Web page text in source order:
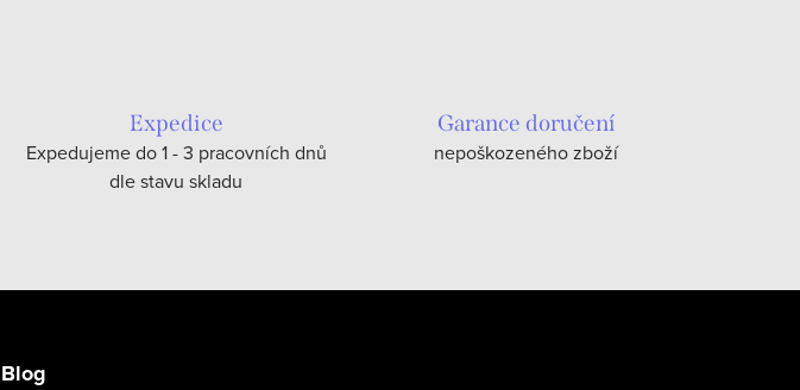
Expedice
Expedujeme do 1 - 3 pracovních dnů
dle stavu skladu
Garance doručení
nepoškozeného zboží
Blog